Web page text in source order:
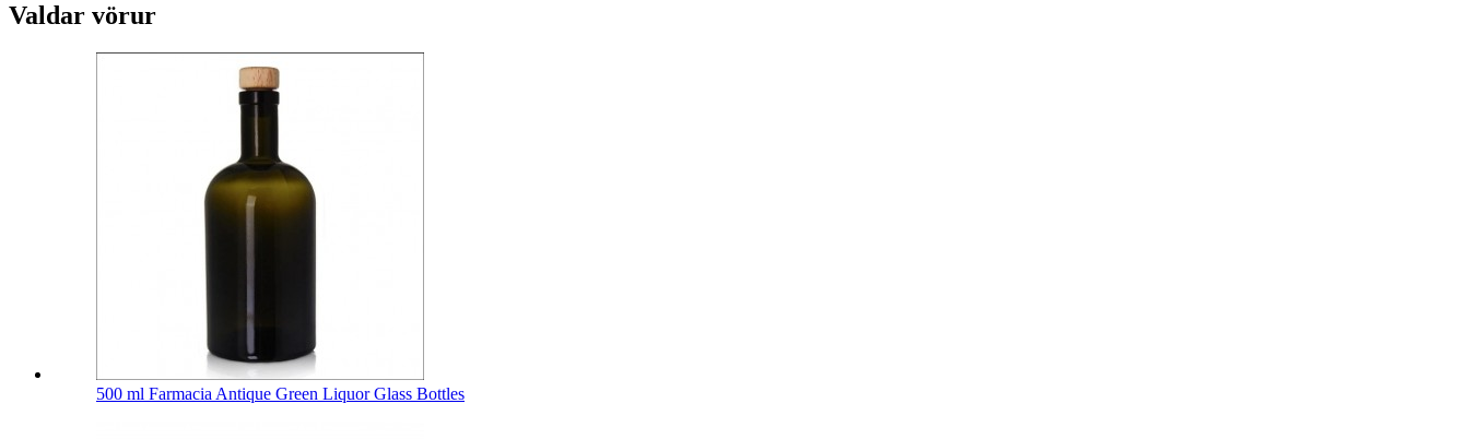
Valdar vörur
500 ml Farmacia Antique Green Liquor Glass Bottles